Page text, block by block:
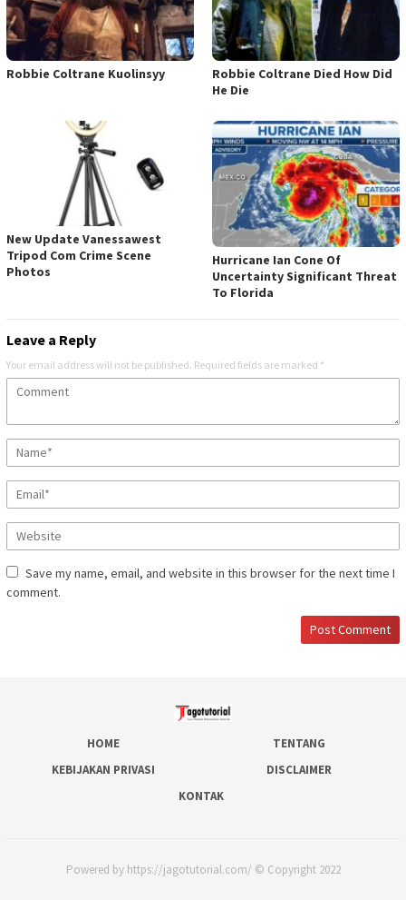
Robbie Coltrane Kuolinsyy
Robbie Coltrane Died How Did
He Die
New Update Vanessawest
Tripod Com Crime Scene
Photos
Hurricane Ian Cone Of
Uncertainty Significant Threat
To Florida
Leave a Reply
Your email address will not be published. Required fields are marked *
Save my name, email, and website in this browser for the next time I
comment.
HOME
TENTANG
KEBIJAKAN PRIVASI
DISCLAIMER
KONTAK
Powered by https://jagotutorial.com/ © Copyright 2022